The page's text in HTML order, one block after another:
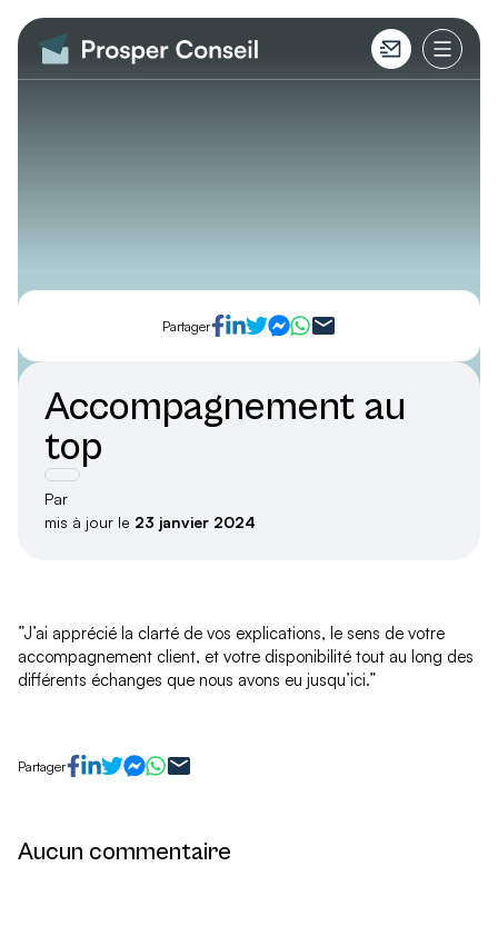
Partager
Accompagnement au
top
Par
mis à jour le 23 janvier 2024
”J’ai apprécié la clarté de vos explications, le sens de votre
accompagnement client, et votre disponibilité tout au long des
différents échanges que nous avons eu jusqu’ici.”
Partager
Aucun commentaire